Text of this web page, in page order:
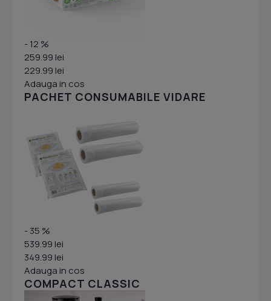
- 12 %
259.99 lei
229.99 lei
Adauga in cos
PACHET CONSUMABILE VIDARE
- 35 %
539.99 lei
349.99 lei
Adauga in cos
COMPACT CLASSIC